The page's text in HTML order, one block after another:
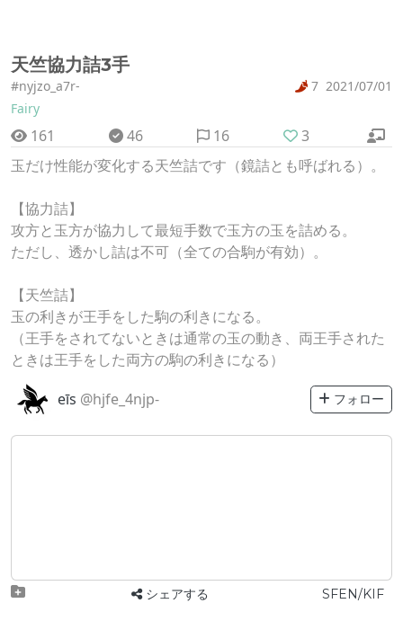
天竺協力詰3手
#nyjzo_a7r- 7 2021/07/01
Fairy
161 46 16
3
玉だけ性能が変化する天竺詰です（鏡詰とも呼ばれる）。
【協力詰】
攻方と玉方が協力して最短手数で玉方の玉を詰める。
ただし、透かし詰は不可（全ての合駒が有効）。
【天竺詰】
玉の利きが王手をした駒の利きになる。
（王手をされてないときは通常の玉の動き、両王手された
ときは王手をした両方の駒の利きになる）
eīs @hjfe_4njp- フォロー
シェアする SFEN/KIF